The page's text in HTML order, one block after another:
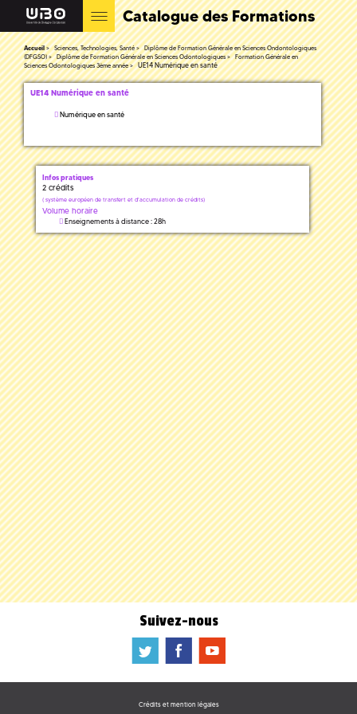
Catalogue des Formations
Accueil Sciences, Technologies, Santé
Diplôme de Formation Générale en Sciences Ondontologiques
(DFGSO)
Diplôme de Formation Générale en Sciences Odontologiques
Formation Générale en
Sciences Odontologiques 3ème année
UE14 Numérique en santé
UE14 Numérique en santé
Numérique en santé
Infos pratiques
2 crédits
( système européen de transfert et d'accumulation de crédits)
Volume horaire
Enseignements à distance : 28h
Suivez-nous
a b f
Crédits et mention légales